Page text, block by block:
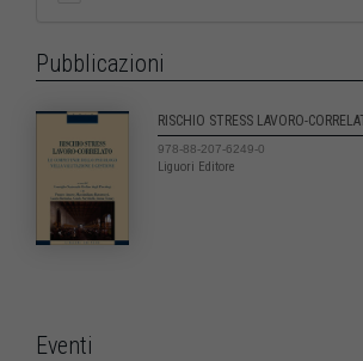
Pubblicazioni
RISCHIO STRESS LAVORO-
978-88-207-6249-0
Liguori Editore
Eventi